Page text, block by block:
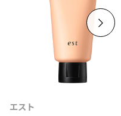
エスト